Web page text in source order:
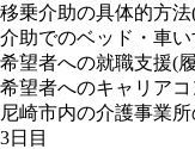
移乗介助の具体的方
介助でのベッド・車
希望者への就職支援(
希望者へのキャリア
尼崎市内の介護事業
3日目